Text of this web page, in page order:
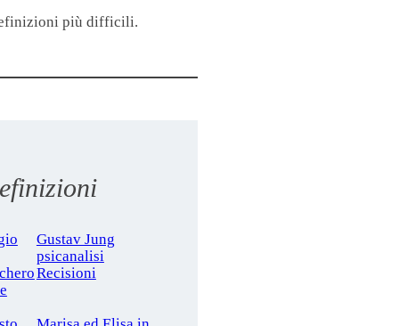
più difficili.
Gustav Jung
psicanalisi
Recisioni